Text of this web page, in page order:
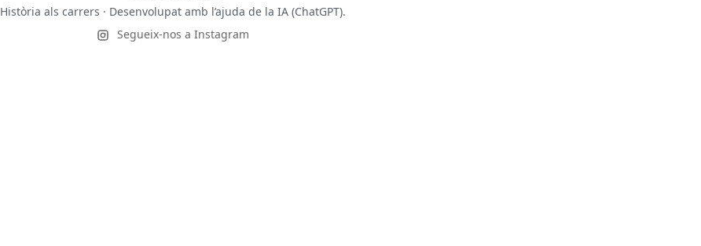
Història als carrers · Desenvolupat amb l’ajuda de la IA (ChatGPT).
Segueix-nos a Instagram